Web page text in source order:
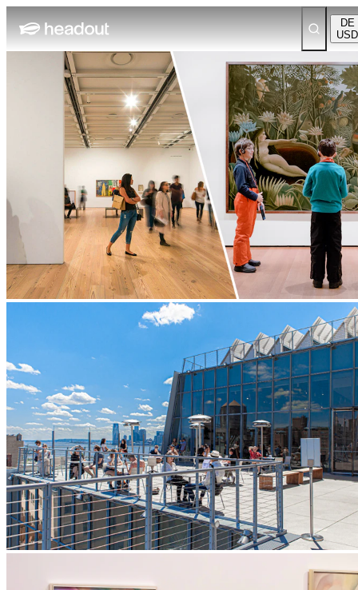
DE
USD